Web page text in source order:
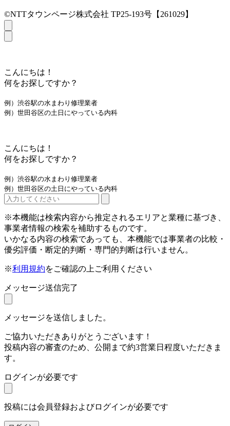
©NTTタウンページ株式会社 TP25-193号【261029】
こんにちは！
何をお探しですか？
例）渋谷駅の水まわり修理業者
例）世田谷区の土日にやっている内科
こんにちは！
何をお探しですか？
例）渋谷駅の水まわり修理業者
例）世田谷区の土日にやっている内科
※本機能は検索内容から推定されるエリアと業種に基づき、
事業者情報の検索を補助するものです。
いかなる内容の検索であっても、本機能では事業者の比較・
優劣評価・断定的判断・専門的判断は行いません。
※利用規約をご確認の上ご利用ください
メッセージ送信完了
メッセージを送信しました。
ご協力いただきありがとうございます！
投稿内容の審査のため、公開まで約3営業日程度いただきま
す。
ログインが必要です
投稿には会員登録およびログインが必要です